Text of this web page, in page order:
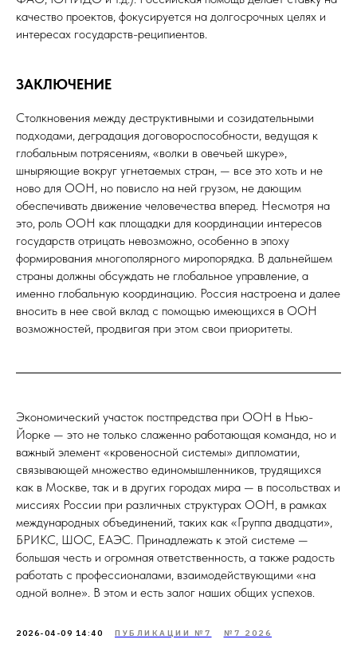
качество проектов, фокусируется на долгосрочных целях и
интересах государств-реципиентов.
ЗАКЛЮЧЕНИЕ
Столкновения между деструктивными и созидательными
подходами, деградация договороспособности, ведущая к
глобальным потрясениям, «волки в овечьей шкуре»,
шныряющие вокруг угнетаемых стран, — все это хоть и не
ново для ООН, но повисло на ней грузом, не дающим
обеспечивать движение человечества вперед. Несмотря на
это, роль ООН как площадки для координации интересов
государств отрицать невозможно, особенно в эпоху
формирования многополярного миропорядка. В дальнейшем
страны должны обсуждать не глобальное управление, а
именно глобальную координацию. Россия настроена и далее
вносить в нее свой вклад с помощью имеющихся в ООН
возможностей, продвигая при этом свои приоритеты.
Экономический участок постпредства при ООН в Нью-
Йорке — это не только слаженно работающая команда, но и
важный элемент «кровеносной системы» дипломатии,
связывающей множество единомышленников, трудящихся
как в Москве, так и в других городах мира — в посольствах и
миссиях России при различных структурах ООН, в рамках
международных объединений, таких как «Группа двадцати»,
БРИКС, ШОС, ЕАЭС. Принадлежать к этой системе —
большая честь и огромная ответственность, а также радость
работать с профессионалами, взаимодействующими «на
одной волне». В этом и есть залог наших общих успехов.
2026-04-09 14:40 ПУБЛИКАЦИИ №7 №7 2026